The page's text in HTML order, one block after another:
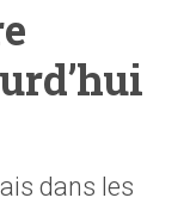
dans les